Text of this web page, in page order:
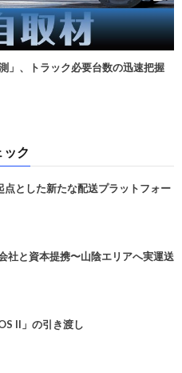
」、トラック必要台数の迅速把握
ック
とした新たな配送プラットフォー
と資本提携〜山陰エリアへ実運送
II」の引き渡し